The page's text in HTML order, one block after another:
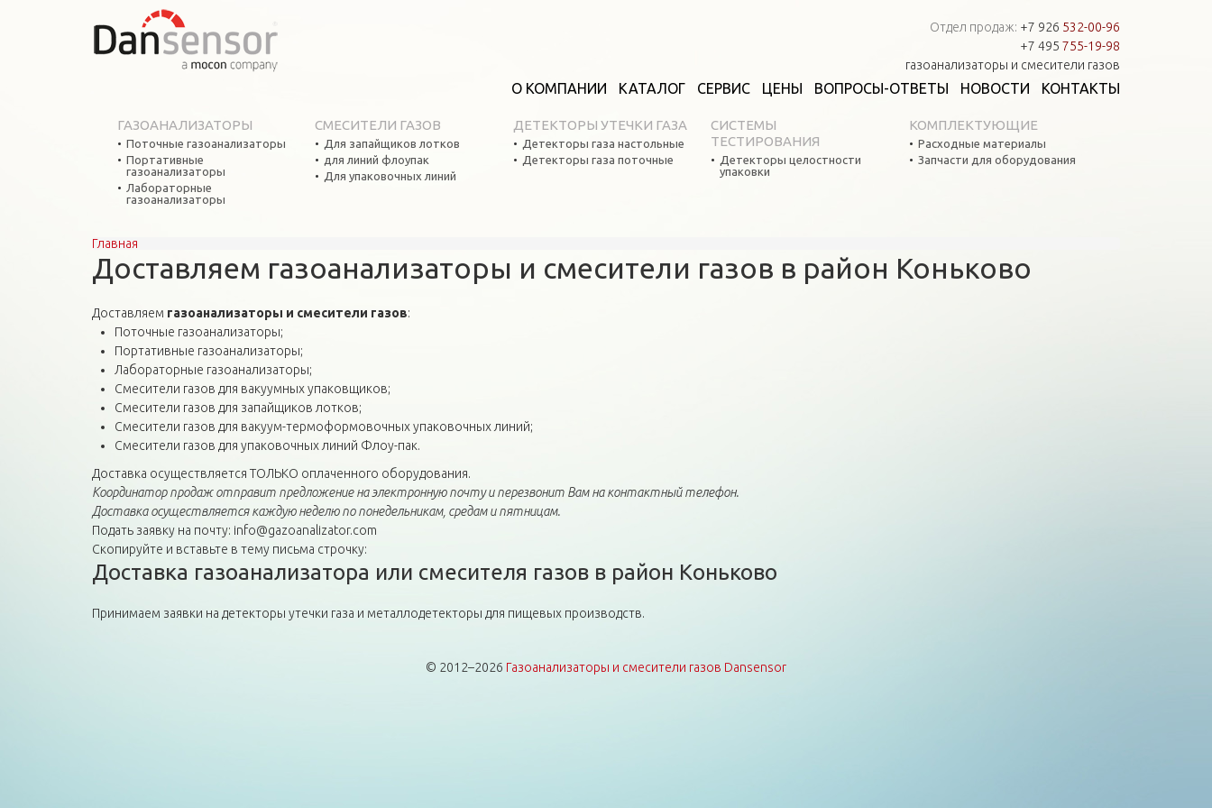
Отдел продаж: +7 926 532-00-96
+7 495 755-19-98
газоанализаторы и смесители газов
О КОМПАНИИ КАТАЛОГ СЕРВИС ЦЕНЫ ВОПРОСЫ-ОТВЕТЫ НОВОСТИ КОНТАКТЫ
ГАЗОАНАЛИЗАТОРЫ
Поточные газоанализаторы
Портативные
газоанализаторы
Лабораторные
газоанализаторы
СМЕСИТЕЛИ ГАЗОВ
Для запайщиков лотков
для линий флоупак
Для упаковочных линий
ДЕТЕКТОРЫ УТЕЧКИ ГАЗА
Детекторы газа настольные
Детекторы газа поточные
СИСТЕМЫ
ТЕСТИРОВАНИЯ
Детекторы целостности
упаковки
КОМПЛЕКТУЮЩИЕ
Расходные материалы
Запчасти для оборудования
Вы здесь
Главная
Доставляем газоанализаторы и смесители газов в район Коньково
Доставляем газоанализаторы и смесители газов:
Поточные газоанализаторы;
Портативные газоанализаторы;
Лабораторные газоанализаторы;
Смесители газов для вакуумных упаковщиков;
Смесители газов для запайщиков лотков;
Смесители газов для вакуум-термоформовочных упаковочных линий;
Смесители газов для упаковочных линий Флоу-пак.
Доставка осуществляется ТОЛЬКО оплаченного оборудования.
Координатор продаж отправит предложение на электронную почту и перезвонит Вам на контактный телефон.
Доставка осуществляется каждую неделю по понедельникам, средам и пятницам.
Подать заявку на почту: info@gazoanalizator.com
Скопируйте и вставьте в тему письма строчку:
Доставка газоанализатора или смесителя газов в район Коньково
Принимаем заявки на детекторы утечки газа и металлодетекторы для пищевых производств.
© 2012–2026 Газоанализаторы и смесители газов Dansensor